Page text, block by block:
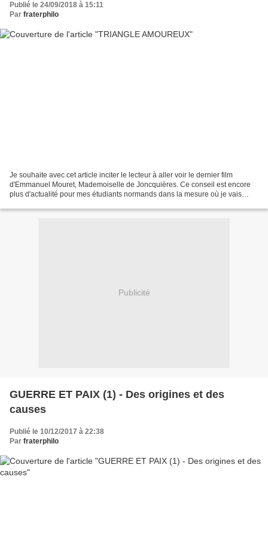
Publié le 24/09/2018 à 15:11
Par fraterphilo
Je souhaite avec cet article inciter le lecteur à aller voir le dernier film
d'Emmanuel Mouret, Mademoiselle de Joncquières. Ce conseil est encore
plus d'actualité pour mes étudiants normands dans la mesure où je vais
Publicité
GUERRE ET PAIX (1) - Des origines et des
causes
Publié le 10/12/2017 à 22:38
Par fraterphilo